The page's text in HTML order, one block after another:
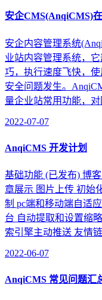
安企CMS(AnqiCMS)
安企内容管理系统
业站内容管理系统，
巧，执行速度飞快，
安全问题发生。
量企业站常用功能，
2022-07-07
AnqiCMS 开发计划
基础功能 (已发布) 博
章展示 图片上传 初始
制 pc端和移动端自适
台 自动提取和设置缩
索引擎主动推送 友情
2022-06-07
AnqiCMS 常见问题汇